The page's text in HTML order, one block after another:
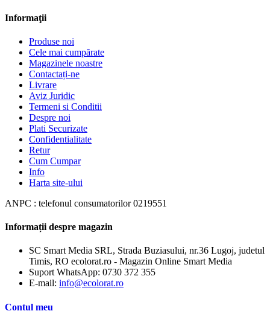
Informaţii
Produse noi
Cele mai cumpărate
Magazinele noastre
Contactați-ne
Livrare
Aviz Juridic
Termeni si Conditii
Despre noi
Plati Securizate
Confidentialitate
Retur
Cum Cumpar
Info
Harta site-ului
ANPC : telefonul consumatorilor 0219551
Informații despre magazin
SC Smart Media SRL, Strada Buziasului, nr.36 Lugoj, judetul
Timis, RO ecolorat.ro - Magazin Online Smart Media
Suport WhatsApp: 0730 372 355
E-mail: info@ecolorat.ro
Contul meu